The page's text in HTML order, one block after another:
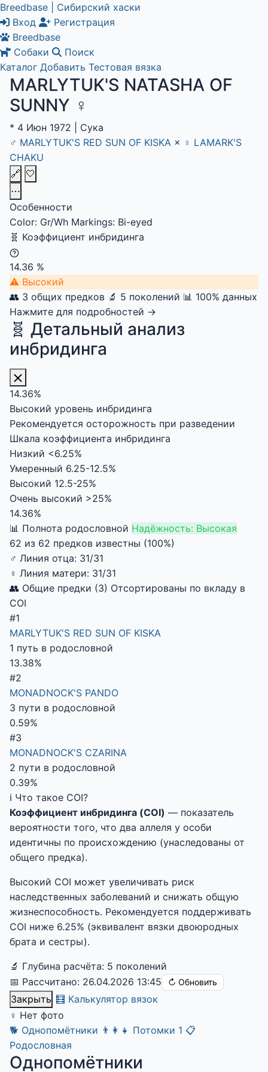
Breedbase | Сибирский хаски
Вход
Регистрация
Breedbase
Собаки
Поиск
Каталог Добавить Тестовая вязка
MARLYTUK'S NATASHA OF
SUNNY ♀
* 4 Июн 1972
Сука
♂ MARLYTUK'S RED SUN OF KISKA × ♀ LAMARK'S
CHAKU
🔗 🤍
⋯
Особенности
Color: Gr/Wh Markings: Bi-eyed
🧬 Коэффициент инбридинга
14.36 %
⚠ Высокий
👥 3 общих предков 🔬 5 поколений 📊 100% данных
Нажмите для подробностей →
🧬 Детальный анализ
инбридинга
14.36%
Высокий уровень инбридинга
Рекомендуется осторожность при разведении
Шкала коэффициента инбридинга
Низкий <6.25%
Умеренный 6.25-12.5%
Высокий 12.5-25%
Очень высокий >25%
14.36%
📊 Полнота родословной Надёжность: Высокая
62 из 62 предков известны (100%)
♂ Линия отца: 31/31
♀ Линия матери: 31/31
👥 Общие предки (3) Отсортированы по вкладу в
COI
#1
MARLYTUK'S RED SUN OF KISKA
1 путь в родословной
13.38%
#2
MONADNOCK'S PANDO
3 пути в родословной
0.59%
#3
MONADNOCK'S CZARINA
2 пути в родословной
0.39%
ℹ️ Что такое COI?
Коэффициент инбридинга (COI) — показатель
вероятности того, что два аллеля у особи
идентичны по происхождению (унаследованы от
общего предка).
Высокий COI может увеличивать риск
наследственных заболеваний и снижать общую
жизнеспособность. Рекомендуется поддерживать
COI ниже 6.25% (эквивалент вязки двоюродных
брата и сестры).
🔬 Глубина расчёта: 5 поколений
📅 Рассчитано: 26.04.2026 13:45
↻ Обновить
Закрыть 🧮 Калькулятор вязок
♀ Нет фото
🐕 Однопомётники 👨‍👩‍👧 Потомки 1 📋
Родословная
Однопомётники